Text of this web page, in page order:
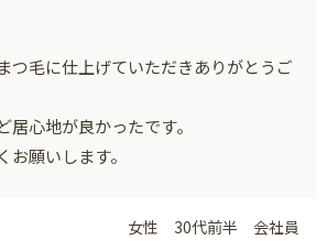
つ毛に仕上げていただきありがとうご
居心地が良かったです。
お願いします。
女性 30代前半 会社員